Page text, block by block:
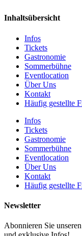
Inhaltsübersicht
Infos
Tickets
Gastronomie
Sommerbühne
Eventlocation
Über Uns
Kontakt
Häufig gestellte
Infos
Tickets
Gastronomie
Sommerbühne
Eventlocation
Über Uns
Kontakt
Häufig gestellte
Newsletter
Abonnieren Sie